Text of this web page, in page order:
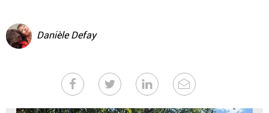
Danièle Defay